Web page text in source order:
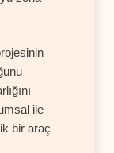
ile
bir araç